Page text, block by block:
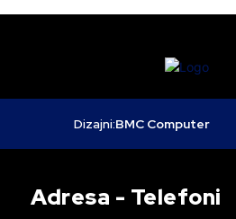
Dizajni:BMC Computer
Adresa - Telefoni